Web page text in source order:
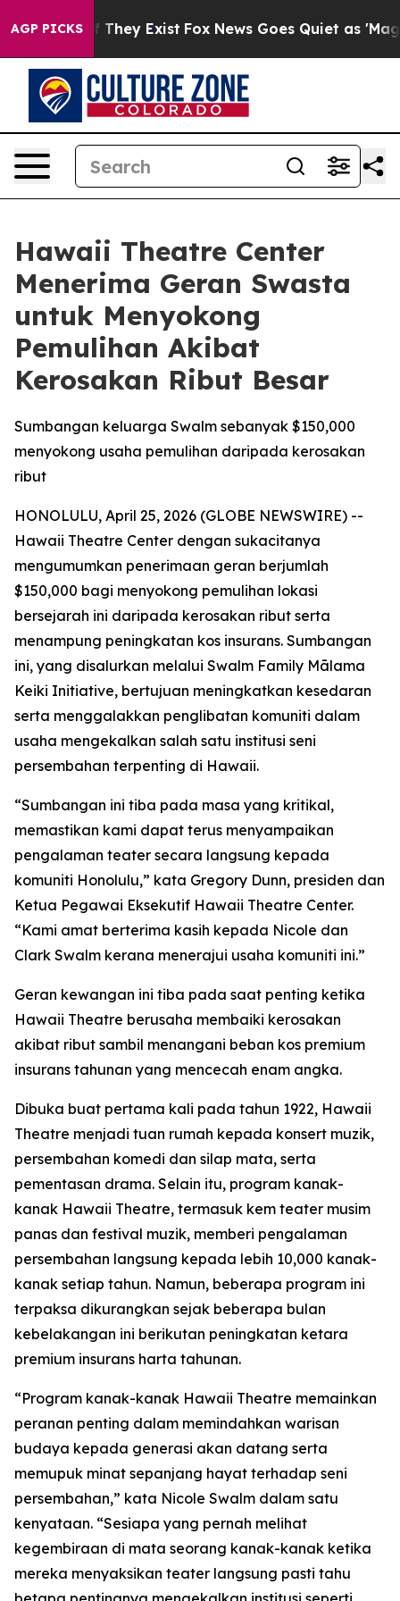
AGP PICKS
Proof They Exist Fox News Goes Quiet as 'Maga
Hawaii Theatre Center
Menerima Geran Swasta
untuk Menyokong
Pemulihan Akibat
Kerosakan Ribut Besar
Sumbangan keluarga Swalm sebanyak $150,000
menyokong usaha pemulihan daripada kerosakan
ribut
HONOLULU, April 25, 2026 (GLOBE NEWSWIRE) --
Hawaii Theatre Center dengan sukacitanya
mengumumkan penerimaan geran berjumlah
$150,000 bagi menyokong pemulihan lokasi
bersejarah ini daripada kerosakan ribut serta
menampung peningkatan kos insurans. Sumbangan
ini, yang disalurkan melalui Swalm Family Mālama
Keiki Initiative, bertujuan meningkatkan kesedaran
serta menggalakkan penglibatan komuniti dalam
usaha mengekalkan salah satu institusi seni
persembahan terpenting di Hawaii.
“Sumbangan ini tiba pada masa yang kritikal,
memastikan kami dapat terus menyampaikan
pengalaman teater secara langsung kepada
komuniti Honolulu,” kata Gregory Dunn, presiden dan
Ketua Pegawai Eksekutif Hawaii Theatre Center.
“Kami amat berterima kasih kepada Nicole dan
Clark Swalm kerana menerajui usaha komuniti ini.”
Geran kewangan ini tiba pada saat penting ketika
Hawaii Theatre berusaha membaiki kerosakan
akibat ribut sambil menangani beban kos premium
insurans tahunan yang mencecah enam angka.
Dibuka buat pertama kali pada tahun 1922, Hawaii
Theatre menjadi tuan rumah kepada konsert muzik,
persembahan komedi dan silap mata, serta
pementasan drama. Selain itu, program kanak-
kanak Hawaii Theatre, termasuk kem teater musim
panas dan festival muzik, memberi pengalaman
persembahan langsung kepada lebih 10,000 kanak-
kanak setiap tahun. Namun, beberapa program ini
terpaksa dikurangkan sejak beberapa bulan
kebelakangan ini berikutan peningkatan ketara
premium insurans harta tahunan.
“Program kanak-kanak Hawaii Theatre memainkan
peranan penting dalam memindahkan warisan
budaya kepada generasi akan datang serta
memupuk minat sepanjang hayat terhadap seni
persembahan,” kata Nicole Swalm dalam satu
kenyataan. “Sesiapa yang pernah melihat
kegembiraan di mata seorang kanak-kanak ketika
mereka menyaksikan teater langsung pasti tahu